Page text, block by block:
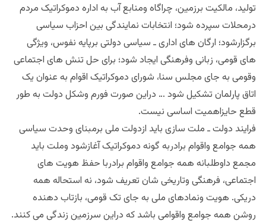
تولید، مالکیت برزمین، چراگاه ومنابع آب به اداره دموکراتیک مردم
درمحلات سپرده شود؛ انتخابات نمایندگی بین احزاب سیاسی
برگزارشود؛ ارگان های اداری ـ سیاسی دولتی برپایه نفوس، ویژگی
های قومی، زبانی وفرهنگی ایجاد شود؛ برای حل تنش های اجتماعی
وقومی به جای مجلس سنا، شورای دموکراتیک اقوام به عنوان یک
اتاق پارلمان تشکیل شود … دراین صورت فورم وشکل دولت به طور
قطع حایزاهمیت اساسی نیست.
فرایند دولت ـ ملت سازی باید ازدولت ملی برمبنای وحدت سیاسی
همه جوامع واقوام برادربه گونه دموکراتیک آغازشود وملت باید
مجمع داوطلبانه همه جوامع واقوام برادربا حفظ هویت های
اجتماعی، فرهنگی وتاریخی شان تعریف شود، نه استحاله همه
دریکی. هویت ونمادهای ملی به جای تک قومی، بازتاب دهنده
روشن همه جوامع واقوامی باشد که دراین سرزمین زندگی می کنند.